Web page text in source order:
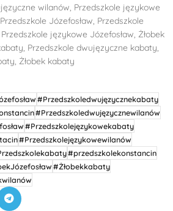
wilanów, Przedszkole językowe
Józefosław, Przedszkole
językowe Józefosław, Żłobek
Przedszkole dwujęzyczne kabaty,
Żłobek kabaty
#Przedszkoledwujęzycznekabaty
#Przedszkoledwujęzycznewilanów
#Przedszkolejęzykowekabaty
#Przedszkolejęzykowewilanów
#przedszkolekonstancin
#Żłobekkabaty